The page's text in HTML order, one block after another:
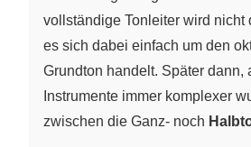
vollständige Tonleiter wird nicht
es sich dabei einfach um den
Grundton handelt. Später dann,
Instrumente immer komplexer
zwischen die Ganz- noch